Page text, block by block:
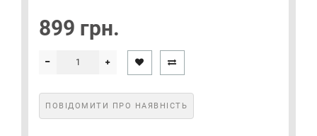
899 грн.
ПОВІДОМИТИ ПРО НАЯВНІСТЬ